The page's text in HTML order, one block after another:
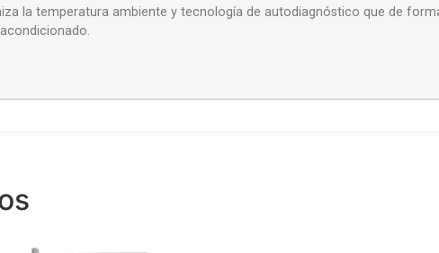
la temperatura ambiente y tecnología de autodiagnóstico que de